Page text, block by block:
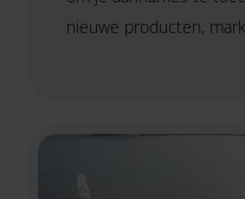
nieuwe producten,
Omnyacc helpen we
wat je klant echt wil,